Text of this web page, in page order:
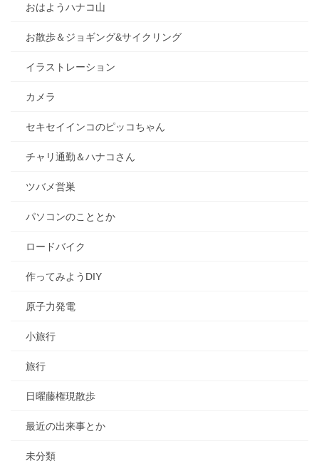
おはようハナコ山
お散歩＆ジョギング&サイクリング
イラストレーション
カメラ
セキセイインコのピッコちゃん
チャリ通勤＆ハナコさん
ツバメ営巣
パソコンのこととか
ロードバイク
作ってみようDIY
原子力発電
小旅行
旅行
日曜藤権現散歩
最近の出来事とか
未分類